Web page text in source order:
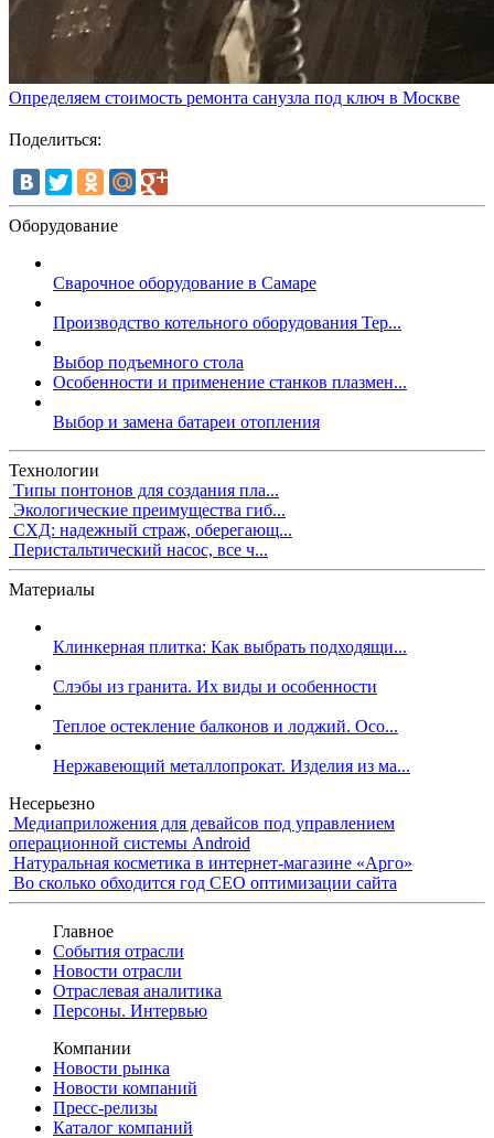
Определяем стоимость ремонта санузла под ключ в Москве
Поделиться:
Оборудование
Сварочное оборудование в Самаре
Производство котельного оборудования Тер...
Выбор подъемного стола
Особенности и применение станков плазмен...
Выбор и замена батареи отопления
Технологии
Типы понтонов для создания пла...
Экологические преимущества гиб...
СХД: надежный страж, оберегающ...
Перистальтический насос, все ч...
Материалы
Клинкерная плитка: Как выбрать подходящи...
Слэбы из гранита. Их виды и особенности
Теплое остекление балконов и лоджий. Осо...
Нержавеющий металлопрокат. Изделия из ма...
Несерьезно
Медиаприложения для девайсов под управлением
операционной системы Android
Натуральная косметика в интернет-магазине «Арго»
Во сколько обходится год СЕО оптимизации сайта
Главное
События отрасли
Новости отрасли
Отраслевая аналитика
Персоны. Интервью
Компании
Новости рынка
Новости компаний
Пресс-релизы
Каталог компаний